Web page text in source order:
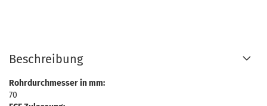
Beschreibung
Rohrdurchmesser in mm:
70